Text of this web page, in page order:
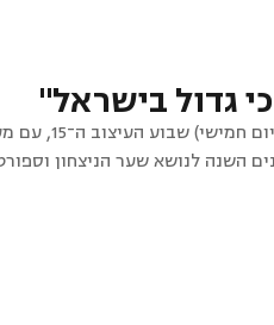
גדול בישראל"
השנה לנושא שער הניצחון